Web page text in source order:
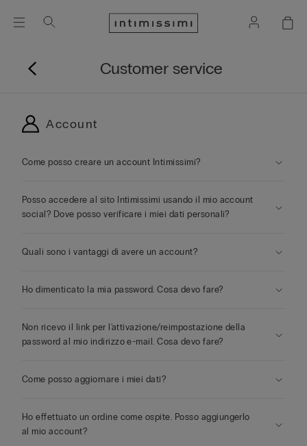
Customer service
Account
Come posso creare un account Intimissimi?
Posso accedere al sito Intimissimi usando il mio account
social? Dove posso verificare i miei dati personali?
Quali sono i vantaggi di avere un account?
Ho dimenticato la mia password. Cosa devo fare?
Non ricevo il link per l'attivazione/reimpostazione della
password al mio indirizzo e-mail. Cosa devo fare?
Come posso aggiornare i miei dati?
Ho effettuato un ordine come ospite. Posso aggiungerlo
al mio account?